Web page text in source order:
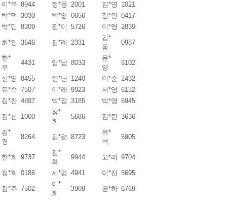
이*무 8944 정*풍 2001 김*영
1021
박*덕 3030 박*영 0656 강*민 0417
박*민 8309 전*이 5726 이*영 2839
최*인 3646 김*례 2331
김*
웅
0987
한*
우
4431 염*남 8033
문*
영
8102
신*영 8455 안*난 1240 이*순 2432
유*숙 7507 이*래 9923 서*영 6132
김*찬 4897 박*정 3185 박*영 6945
김*선 1000
장*
희
5686 김*린 3636
김*
경
8264 김*련 8723
유*
석
5905
한*희 9737
김*
화
9944 고*리 9704
정*희 0186 서*경 4941 이*진 5695
김*주 7502
이*
희
3909 공*하 6769